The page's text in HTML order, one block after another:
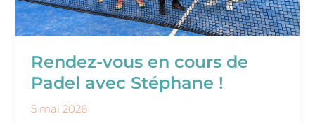
Rendez-vous en cours de
Padel avec Stéphane !
5 mai 2026